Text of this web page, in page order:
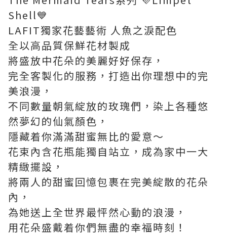
Shell💙
LAFIT獨家花藝藝術 人魚之淚配色
全以高品質保鮮花材製成
將盛放中花朵的美麗好好保存，
完全客製化的服務，打造出你理想中的完
美浪漫，
不同數量朝氣綻放的玫瑰們，染上各種悠
然夢幻的仙氣顏色，
隱藏着你滿滿甜蜜無比的愛意～
花束內含花瓶能獨自站立，成為家中一大
精緻擺設，
將兩人的甜蜜回憶包裹在完美綻散的花朵
內，
為她送上全世界最怦然心動的浪漫，
用花朵盛戴着你們無盡的幸福時刻！